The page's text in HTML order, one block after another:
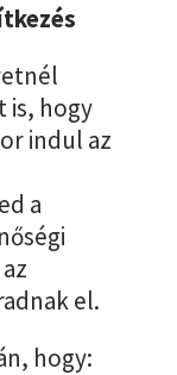
is, hogy
indul az
a
el.
hogy: